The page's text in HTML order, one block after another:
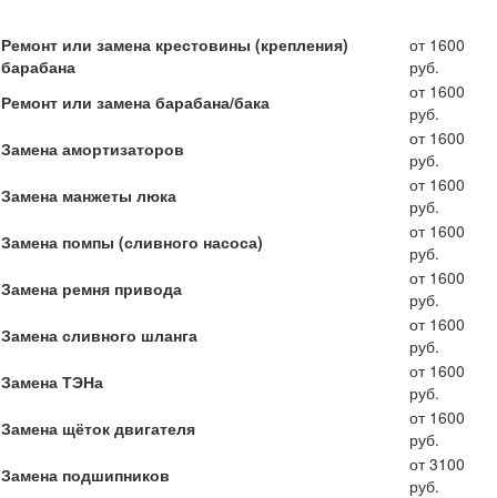
Ремонт или замена крестовины (крепления)
барабана
от 1600
руб.
Ремонт или замена барабана/бака
от 1600
руб.
Замена амортизаторов
от 1600
руб.
Замена манжеты люка
от 1600
руб.
Замена помпы (сливного насоса)
от 1600
руб.
Замена ремня привода
от 1600
руб.
Замена сливного шланга
от 1600
руб.
Замена ТЭНа
от 1600
руб.
Замена щёток двигателя
от 1600
руб.
Замена подшипников
от 3100
руб.